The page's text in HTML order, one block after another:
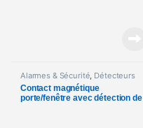
Alarmes & Sécurité Détecteurs
d'ouverture Porte
Contact magnétique
porte/fenêtre avec détection de